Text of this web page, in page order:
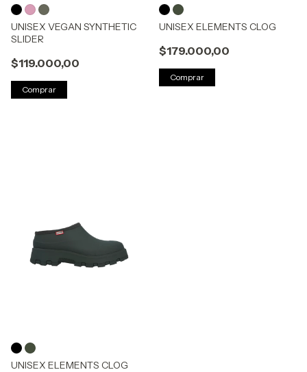
UNISEX VEGAN SYNTHETIC
SLIDER
$119.000,00
Comprar
UNISEX ELEMENTS CLOG
$179.000,00
Comprar
UNISEX ELEMENTS CLOG